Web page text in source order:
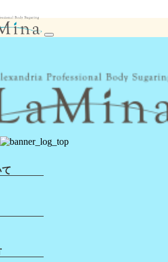
toggle
La Mina（ラミーナ）へ！渋谷・六本木・新宿・宇都宮・札幌